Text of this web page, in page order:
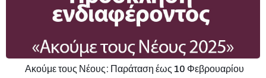
Ακούμε τους Νέους: Παράταση έως 10 Φεβρουαρίου